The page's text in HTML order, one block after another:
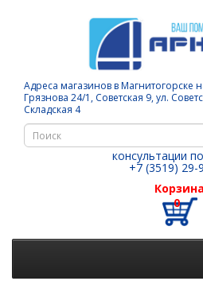
Адреса магазинов в Магнитогорске
Грязнова 24/1, Советская 9, ул.
Складская 4
консультации
+7 (3519) 29-
Корзина
0